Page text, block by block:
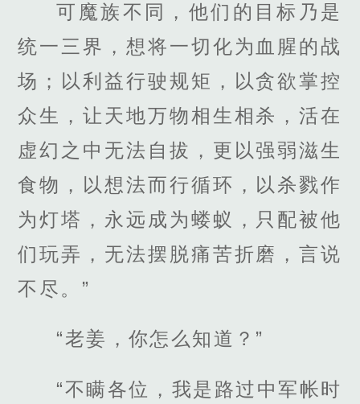
可魔族不同，他们的目标乃是
统一三界，想将一切化为血腥的战
场；以利益行驶规矩，以贪欲掌控
众生，让天地万物相生相杀，活在
虚幻之中无法自拔，更以强弱滋生
食物，以想法而行循环，以杀戮作
为灯塔，永远成为蝼蚁，只配被他
们玩弄，无法摆脱痛苦折磨，言说
不尽。”
“老姜，你怎么知道？”
“不瞒各位，我是路过中军帐时